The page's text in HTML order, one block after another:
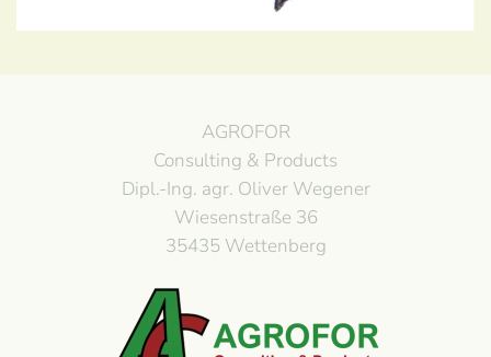
AGROFOR
Consulting & Products
Dipl.-Ing. agr. Oliver Wegener
Wiesenstraße 36
35435 Wettenberg